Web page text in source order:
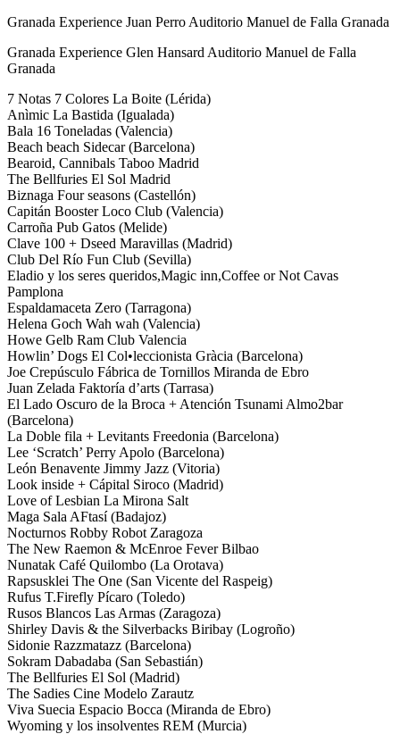
Granada Experience Juan Perro Auditorio Manuel de Falla Granada
Granada Experience Glen Hansard Auditorio Manuel de Falla
Granada
7 Notas 7 Colores La Boite (Lérida)
Anìmic La Bastida (Igualada)
Bala 16 Toneladas (Valencia)
Beach beach Sidecar (Barcelona)
Bearoid, Cannibals Taboo Madrid
The Bellfuries El Sol Madrid
Biznaga Four seasons (Castellón)
Capitán Booster Loco Club (Valencia)
Carroña Pub Gatos (Melide)
Clave 100 + Dseed Maravillas (Madrid)
Club Del Río Fun Club (Sevilla)
Eladio y los seres queridos,Magic inn,Coffee or Not Cavas
Pamplona
Espaldamaceta Zero (Tarragona)
Helena Goch Wah wah (Valencia)
Howe Gelb Ram Club Valencia
Howlin’ Dogs El Col•leccionista Gràcia (Barcelona)
Joe Crepúsculo Fábrica de Tornillos Miranda de Ebro
Juan Zelada Faktoría d’arts (Tarrasa)
El Lado Oscuro de la Broca + Atención Tsunami Almo2bar
(Barcelona)
La Doble fila + Levitants Freedonia (Barcelona)
Lee ‘Scratch’ Perry Apolo (Barcelona)
León Benavente Jimmy Jazz (Vitoria)
Look inside + Cápital Siroco (Madrid)
Love of Lesbian La Mirona Salt
Maga Sala AFtasí (Badajoz)
Nocturnos Robby Robot Zaragoza
The New Raemon & McEnroe Fever Bilbao
Nunatak Café Quilombo (La Orotava)
Rapsusklei The One (San Vicente del Raspeig)
Rufus T.Firefly Pícaro (Toledo)
Rusos Blancos Las Armas (Zaragoza)
Shirley Davis & the Silverbacks Biribay (Logroño)
Sidonie Razzmatazz (Barcelona)
Sokram Dabadaba (San Sebastián)
The Bellfuries El Sol (Madrid)
The Sadies Cine Modelo Zarautz
Viva Suecia Espacio Bocca (Miranda de Ebro)
Wyoming y los insolventes REM (Murcia)